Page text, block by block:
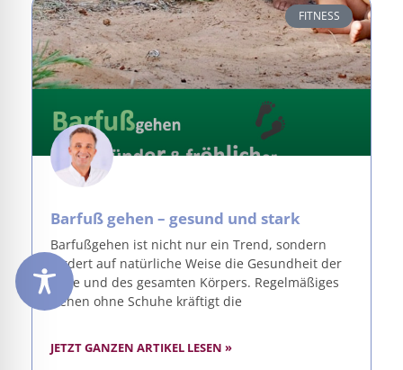
FITNESS
Barfuß gehen – gesund und stark
Barfußgehen ist nicht nur ein Trend, sondern
fördert auf natürliche Weise die Gesundheit der
Füße und des gesamten Körpers. Regelmäßiges
Gehen ohne Schuhe kräftigt die
JETZT GANZEN ARTIKEL LESEN »